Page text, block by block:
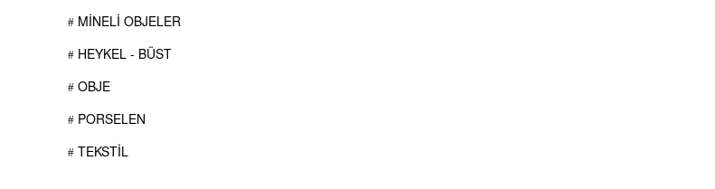
MİNELİ OBJELER
HEYKEL - BÜST
OBJE
PORSELEN
TEKSTİL